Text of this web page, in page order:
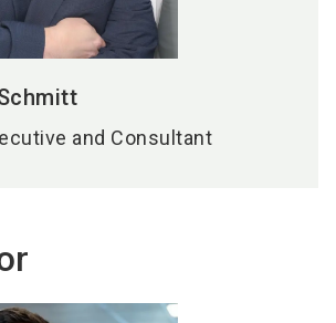
and Consultant